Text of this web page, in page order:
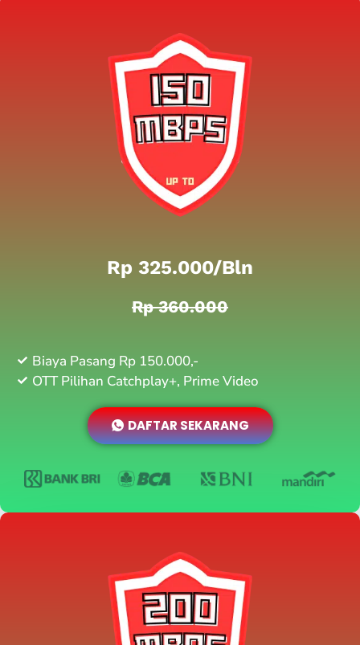
Rp 325.000/bln
Rp 360.000
Biaya Pasang Rp 150.000,-
OTT Pilihan Catchplay+, Prime Video
DAFTAR SEKARANG